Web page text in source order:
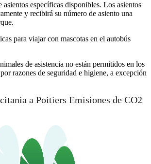
asientos específicas disponibles. Los asientos
y recibirá su número de asiento una
para viajar con mascotas en el autobús
de asistencia no están permitidos en los
razones de seguridad e higiene, a excepción
a Poitiers Emisiones de CO2